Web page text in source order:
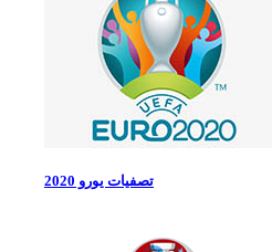
تصفيات يورو 2020